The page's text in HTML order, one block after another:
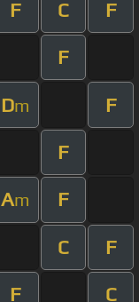
F C F
F
Dm F
F
Am F
C F
F C